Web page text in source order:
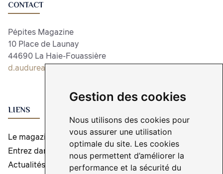
Gestion des cookies
Nous utilisons des cookies pour
vous assurer une utilisation
optimale du site. Les cookies
nous permettent d’améliorer la
performance et la sécurité du
CONTACT
Pépites Magazine
10 Place de Launay
44690 La Haie-Fouassière
d.audureau@pepitesmagazine.com
LIENS
Le magazine
Entrez dans l'aventure
Actualités